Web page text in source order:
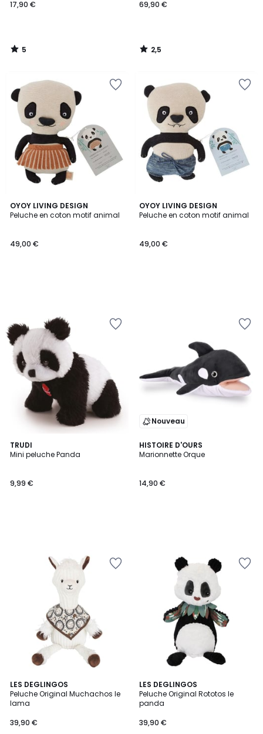
17,90 €
5
/
69,90 €
2,5
/
OYOY LIVING DESIGN
Peluche en coton motif animal
49,00 €
OYOY LIVING DESIGN
Peluche en coton motif animal
49,00 €
TRUDI
Mini peluche Panda
9,99 €
Nouveau
HISTOIRE D'OURS
Marionnette Orque
14,90 €
LES DEGLINGOS
Peluche Original Muchachos le
lama
39,90 €
LES DEGLINGOS
Peluche Original Rototos le
panda
39,90 €